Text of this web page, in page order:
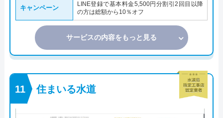
キャンペーン
LINE登録で基本料金5,500円分割引2回目以降
の方は総額から10％オフ
サービスの内容をもっと見る
住まいる水道